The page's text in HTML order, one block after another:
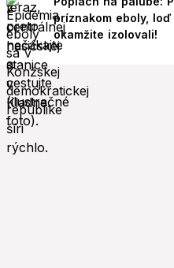
príznakom eboly,
okamžite izolovali!